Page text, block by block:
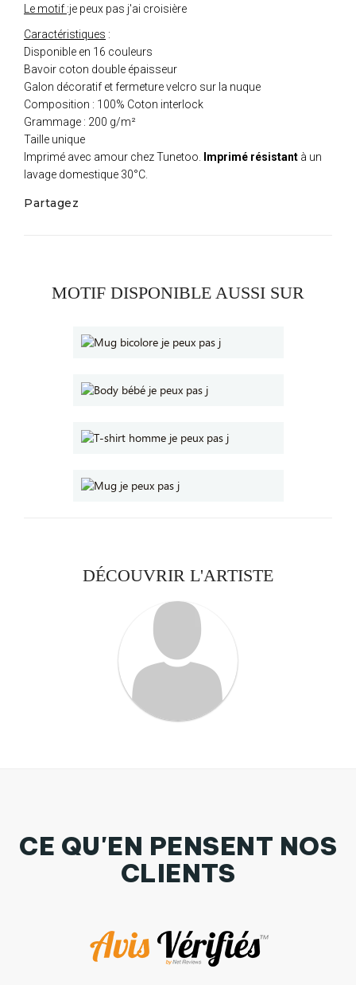
Le motif :je peux pas j'ai croisière
Caractéristiques :
Disponible en 16 couleurs
Bavoir coton double épaisseur
Galon décoratif et fermeture velcro sur la nuque
Composition : 100% Coton interlock
Grammage : 200 g/m²
Taille unique
Imprimé avec amour chez Tunetoo.
Imprimé résistant à un
lavage domestique 30°C.
Partagez
MOTIF DISPONIBLE AUSSI SUR
DÉCOUVRIR L'ARTISTE
CE QU'EN PENSENT NOS
CLIENTS